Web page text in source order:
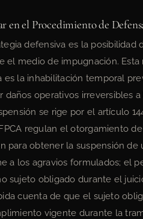
en el Procedimiento de
defensiva es la posibilidad
el medio de impugnación.
la inhabilitación temporal
daños operativos irreversibles
se rige por el artículo
regulan el otorgamiento
para obtener la suspensión de
a los agravios formulados; el
sujeto obligado durante el
cuenta de que el sujeto
vigente durante la